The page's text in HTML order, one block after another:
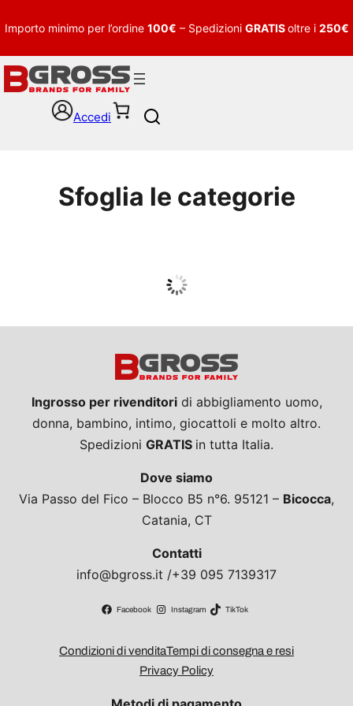
Importo minimo per l’ordine 100€ – Spedizioni GRATISoltre i 250€
Accedi
h
Sfoglia le categorie
Guarda tutto
Ingrosso per rivenditoridi abbigliamento uomo,
donna, bambino, intimo, giocattoli e molto altro.
Spedizioni GRATIS in tutta Italia.
Dove siamo
Via Passo del Fico – Blocco B5 n°6. 95121 – Bicocca,
Catania, CT
Contatti
info@bgross.it /+39 095 7139317
Facebook Instagram TikTok
Condizioni di venditaTempi di consegna e resi
Privacy Policy